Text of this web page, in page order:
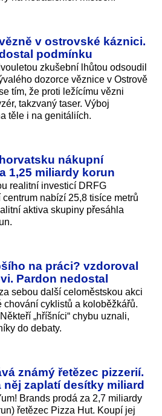
v ostrovské káznici.
podmínku
zkušební lhůtou odsoudil
dozorce věznice v Ostrově
tím, že proti ležícímu vězni
takzvaný taser. Výboj
těle i na genitáliích.
nákupní
1,25 miliardy korun
realitní investicí DRFG
nabízí 25,8 tisíce metrů
aktiva skupiny přesáhla
na práci? vzdoroval
Pardon nedostal
sebou další celoměstskou akci
chování cyklistů a koloběžkářů.
„hříšníci“ chybu uznali,
do debaty.
známý řetězec pizzerií.
zaplatí desítky miliard
Brands prodá za 2,7 miliardy
řetězec Pizza Hut. Koupí jej